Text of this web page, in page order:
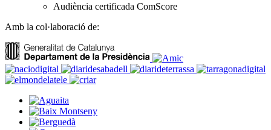
Audiència certificada ComScore
Amb la col·laboració de: